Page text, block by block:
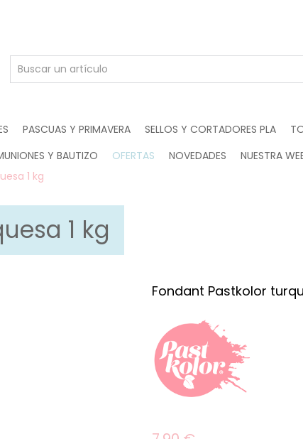
PASCUAS Y PRIMAVERA SELLOS Y CORTADORES PLA
Y BAUTIZO
OFERTAS NOVEDADES
NUESTRA
1 kg
1 kg
Fondant Pastkolor